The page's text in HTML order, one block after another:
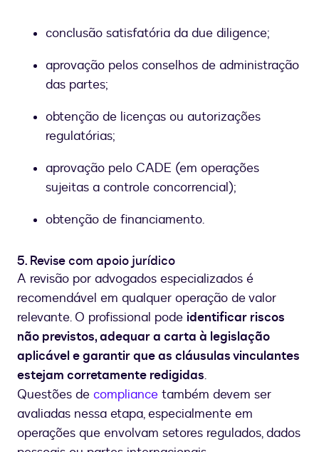
conclusão satisfatória da due diligence;
aprovação pelos conselhos de administração
das partes;
obtenção de licenças ou autorizações
regulatórias;
aprovação pelo CADE (em operações
sujeitas a controle concorrencial);
obtenção de financiamento.
5. Revise com apoio jurídico
A revisão por advogados especializados é
recomendável em qualquer operação de valor
relevante. O profissional pode identificar riscos
não previstos, adequar a carta à legislação
aplicável e garantir que as cláusulas vinculantes
estejam corretamente redigidas.
Questões de compliance também devem ser
avaliadas nessa etapa, especialmente em
operações que envolvam setores regulados, dados